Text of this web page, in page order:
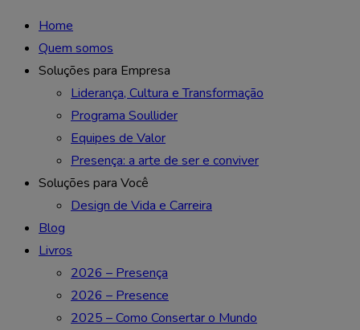
Home
Quem somos
Soluções para Empresa
Liderança, Cultura e Transformação
Programa Soullider
Equipes de Valor
Presença: a arte de ser e conviver
Soluções para Você
Design de Vida e Carreira
Blog
Livros
2026 – Presença
2026 – Presence
2025 – Como Consertar o Mundo